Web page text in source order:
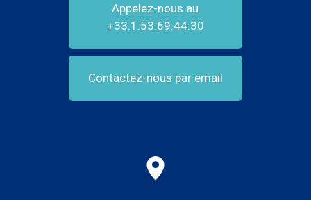
Appelez-nous au
+33.1.53.69.44.30
Contactez-nous par email